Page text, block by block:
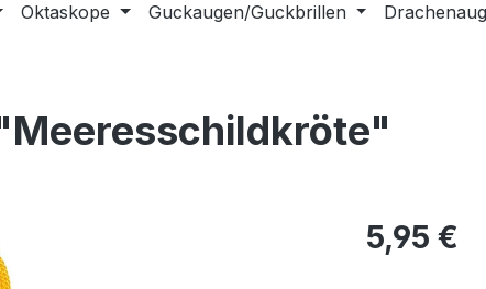
Oktaskope Guckaugen/Guckbrillen
Regulärer
5,95 €